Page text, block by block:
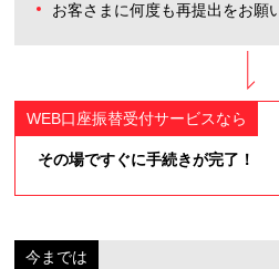
お客さまに何度も再提出をお願
その場ですぐに手続きが完了！